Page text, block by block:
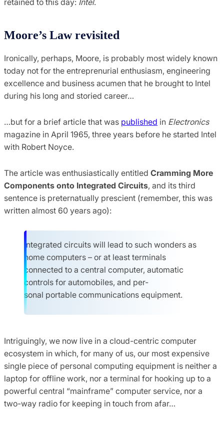
retained to this day: Intel.
Moore’s Law revisited
Ironically, perhaps, Moore, is probably most widely known
today not for the entreprenurial enthusiasm, engineering
excellence and business acumen that he brought to Intel
during his long and storied career…
…but for a brief article that was published in Electronics
magazine in April 1965, three years before he started Intel
with Robert Noyce.
The article was enthusiastically entitled Cramming More
Components onto Integrated Circuits, and its third
sentence is preternatually prescient (remember, this was
written almost 60 years ago):
Integrated circuits will lead to such wonders as
home computers – or at least terminals
connected to a central computer, automatic
controls for automobiles, and per-
sonal portable communications equipment.
Intriguingly, we now live in a cloud-centric computer
ecosystem in which, for many of us, our most expensive
single piece of personal computing equipment is neither a
laptop for offline work, nor a terminal for hooking up to a
powerful central “mainframe” computer service, nor a
two-way radio for keeping in touch from afar…